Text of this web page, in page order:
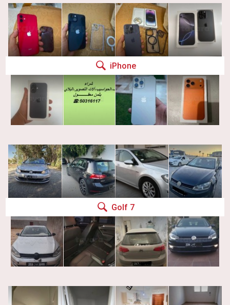
iPhone
Golf 7